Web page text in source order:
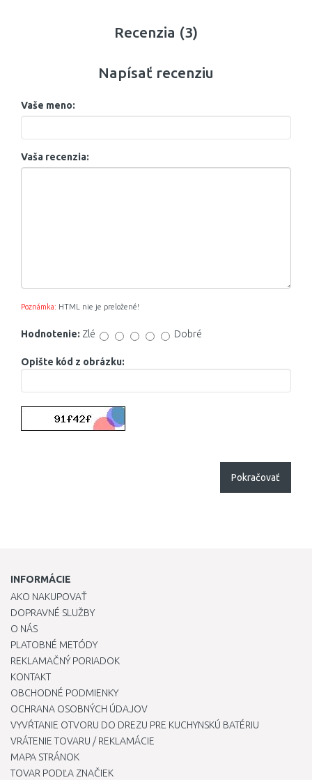
Recenzia (3)
Napísať recenziu
Vaše meno:
Vaša recenzia:
Poznámka: HTML nie je preložené!
Hodnotenie: Zlé Dobré
Opište kód z obrázku:
Pokračovať
INFORMÁCIE
AKO NAKUPOVAŤ
DOPRAVNÉ SLUŽBY
O NÁS
PLATOBNÉ METÓDY
REKLAMAČNÝ PORIADOK
KONTAKT
OBCHODNÉ PODMIENKY
OCHRANA OSOBNÝCH ÚDAJOV
VYVŔTANIE OTVORU DO DREZU PRE KUCHYNSKÚ BATÉRIU
VRÁTENIE TOVARU / REKLAMÁCIE
MAPA STRÁNOK
TOVAR PODĽA ZNAČIEK